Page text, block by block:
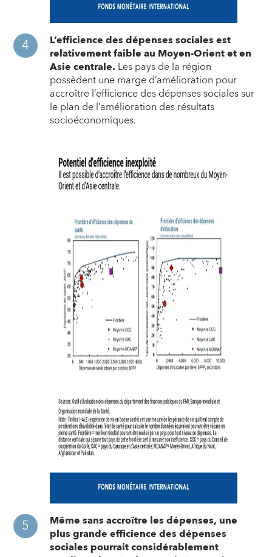
L’efficience des dépenses sociales est
relativement faible au Moyen-Orient et en
Asie centrale. Les pays de la région
possèdent une marge d’amélioration pour
accroître l’efficience des dépenses sociales sur
le plan de l’amélioration des résultats
socioéconomiques.
Même sans accroître les dépenses, une
plus grande efficience des dépenses
sociales pourrait considérablement